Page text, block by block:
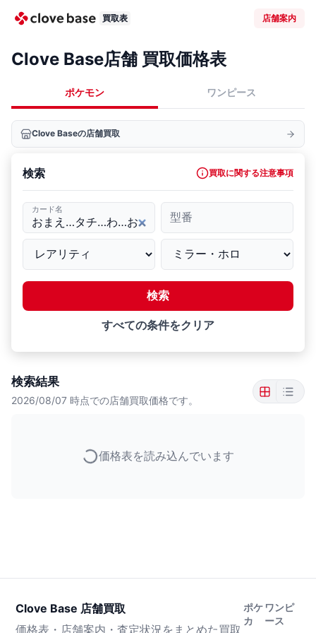
買取表 店舗案内
Clove Base店舗 買取価格表
ポケモン ワンピース
Clove Baseの店舗買取
検索 買取に関する注意事項
カード名
型番
検索
すべての条件をクリア
検索結果
2026/08/07 時点での店舗買取価格です。
価格表を読み込んでいます
Clove Base 店舗買取
価格表・店舗案内・査定状況をまとめた買取
ポケ
カ
ワンピ
ース